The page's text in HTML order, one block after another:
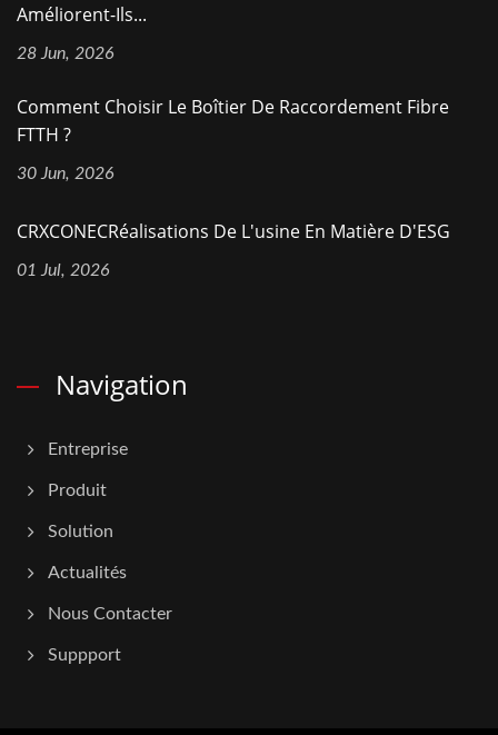
Améliorent-Ils...
28 Jun, 2026
Comment Choisir Le Boîtier De Raccordement Fibre
FTTH ?
30 Jun, 2026
CRXCONECRéalisations De L'usine En Matière D'ESG
01 Jul, 2026
Navigation
Entreprise
Produit
Solution
Actualités
Nous Contacter
Suppport